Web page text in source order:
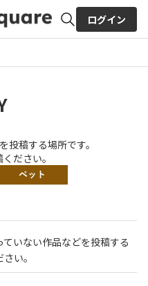
ログイン
投稿する場所です。
ださい。
いない作品などを投稿する
い。